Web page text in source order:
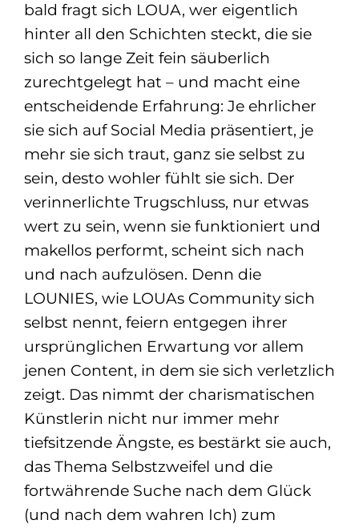
bald fragt sich LOUA, wer eigentlich
hinter all den Schichten steckt, die sie
sich so lange Zeit fein säuberlich
zurechtgelegt hat – und macht eine
entscheidende Erfahrung: Je ehrlicher
sie sich auf Social Media präsentiert, je
mehr sie sich traut, ganz sie selbst zu
sein, desto wohler fühlt sie sich. Der
verinnerlichte Trugschluss, nur etwas
wert zu sein, wenn sie funktioniert und
makellos performt, scheint sich nach
und nach aufzulösen. Denn die
LOUNIES, wie LOUAs Community sich
selbst nennt, feiern entgegen ihrer
ursprünglichen Erwartung vor allem
jenen Content, in dem sie sich verletzlich
zeigt. Das nimmt der charismatischen
Künstlerin nicht nur immer mehr
tiefsitzende Ängste, es bestärkt sie auch,
das Thema Selbstzweifel und die
fortwährende Suche nach dem Glück
(und nach dem wahren Ich) zum